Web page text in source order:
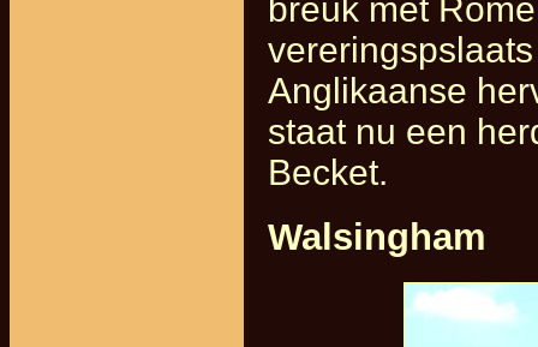
breuk met
Anglikaanse
staat nu een
Becket.
Walsingham